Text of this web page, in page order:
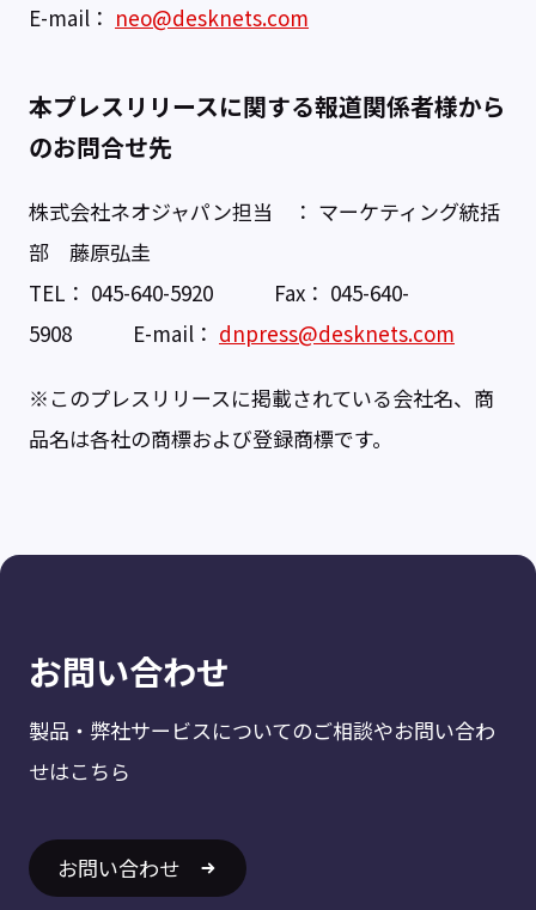
E-mail： neo@desknets.com
本プレスリリースに関する報道関係者様から
のお問合せ先
株式会社ネオジャパン担当 ： マーケティング統括
部 藤原弘圭
TEL： 045-640-5920 Fax： 045-640-
5908 E-mail： dnpress@desknets.com
※このプレスリリースに掲載されている会社名、商
品名は各社の商標および登録商標です。
お問い合わせ
製品・弊社サービスについてのご相談やお問い合わ
せはこちら
お問い合わせ